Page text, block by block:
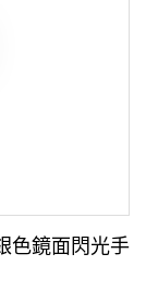
色鏡面閃光手